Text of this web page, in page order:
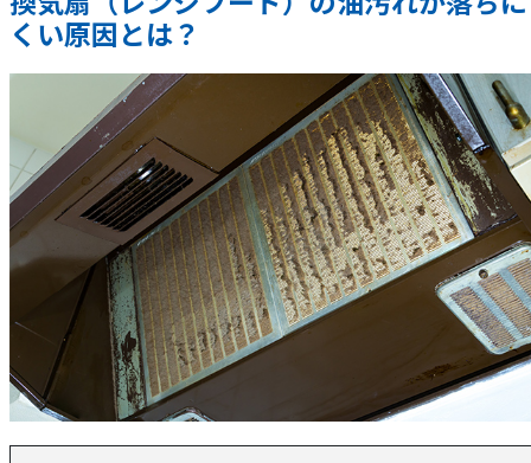
ルッと落とす掃除手順
用意するもの
2.周りを養生する
3.換気扇フィルターなどの外せるパーツを外す
4.ゴミ袋にお湯と換気扇のパーツを入れる
5.重曹を入れて浸け置き
6.浸け置き中に外せない部分のこすり洗いをす
る
7.浸け置きした部品をこすり洗い
8.外した部品を元に戻す
換気扇（レンジフード）の油汚れを防ぐ方法
月1回の軽い拭き掃除を習慣にする
料理後5〜10分換気扇を回して湿気を逃す
フィルターは定期的に掃除・交換する
換気扇（レンジフード）の掃除は業者に任せてみよう！
くい原因とは？